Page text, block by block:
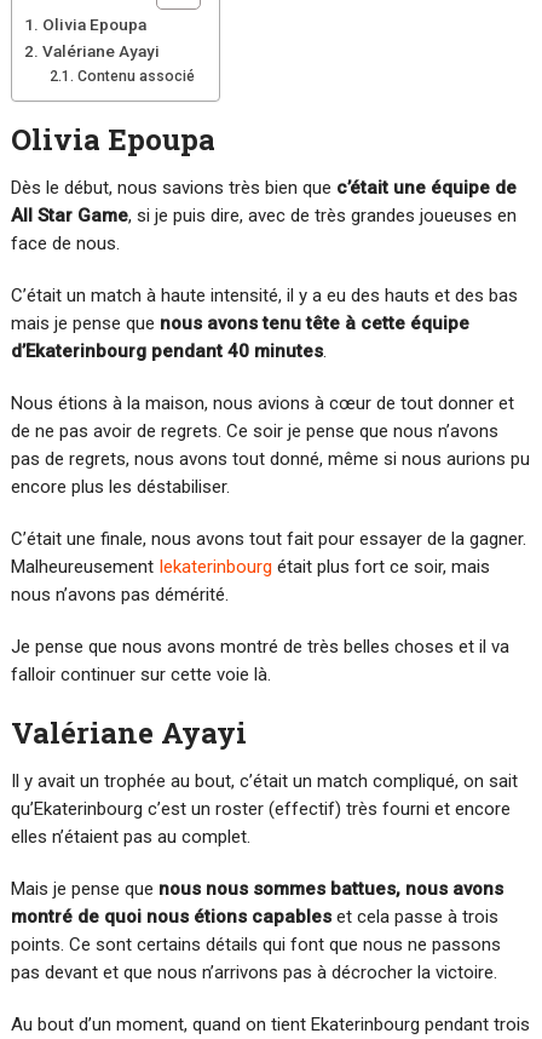
Olivia Epoupa
Valériane Ayayi
Contenu associé
Olivia Epoupa
Dès le début, nous savions très bien que c’était une équipe de
All Star Game, si je puis dire, avec de très grandes joueuses en
face de nous.
C’était un match à haute intensité, il y a eu des hauts et des bas
mais je pense que nous avons tenu tête à cette équipe
d’Ekaterinbourg pendant 40 minutes.
Nous étions à la maison, nous avions à cœur de tout donner et
de ne pas avoir de regrets. Ce soir je pense que nous n’avons
pas de regrets, nous avons tout donné, même si nous aurions pu
encore plus les déstabiliser.
C’était une finale, nous avons tout fait pour essayer de la gagner.
Malheureusement Iekaterinbourg était plus fort ce soir, mais
nous n’avons pas démérité.
Je pense que nous avons montré de très belles choses et il va
falloir continuer sur cette voie là.
Valériane Ayayi
Il y avait un trophée au bout, c’était un match compliqué, on sait
qu’Ekaterinbourg c’est un roster (effectif) très fourni et encore
elles n’étaient pas au complet.
Mais je pense que nous nous sommes battues, nous avons
montré de quoi nous étions capableset cela passe à trois
points. Ce sont certains détails qui font que nous ne passons
pas devant et que nous n’arrivons pas à décrocher la victoire.
Au bout d’un moment, quand on tient Ekaterinbourg pendant trois